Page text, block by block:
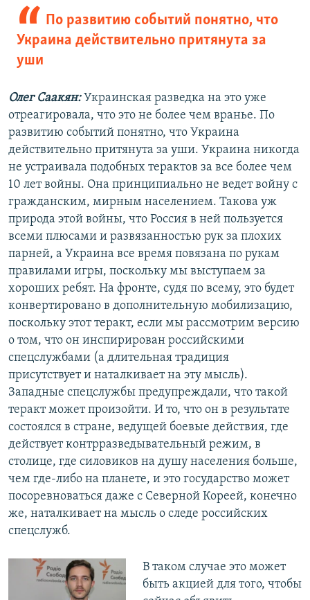
По развитию событий понятно, что
Украина действительно притянута за
уши
Олег Саакян:Украинская разведка на это уже
отреагировала, что это не более чем вранье. По
развитию событий понятно, что Украина
действительно притянута за уши. Украина никогда
не устраивала подобных терактов за все более чем
10 лет войны. Она принципиально не ведет войну с
гражданским, мирным населением. Такова уж
природа этой войны, что Россия в ней пользуется
всеми плюсами и развязанностью рук за плохих
парней, а Украина все время повязана по рукам
правилами игры, поскольку мы выступаем за
хороших ребят. На фронте, судя по всему, это будет
конвертировано в дополнительную мобилизацию,
поскольку этот теракт, если мы рассмотрим версию
о том, что он инспирирован российскими
спецслужбами (а длительная традиция
присутствует и наталкивает на эту мысль).
Западные спецслужбы предупреждали, что такой
теракт может произойти. И то, что он в результате
состоялся в стране, ведущей боевые действия, где
действует контрразведывательный режим, в
столице, где силовиков на душу населения больше,
чем где-либо на планете, и это государство может
посоревноваться даже с Северной Кореей, конечно
же, наталкивает на мысль о следе российских
спецслужб.
В таком случае это может
быть акцией для того, чтобы